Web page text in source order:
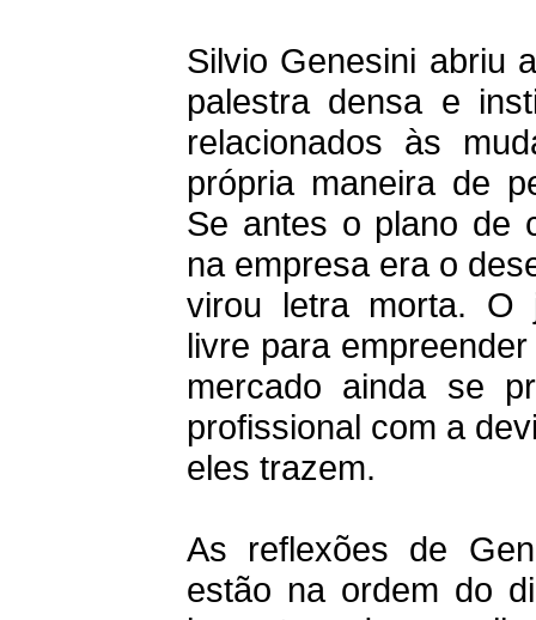
Silvio Genesini abriu
palestra densa e
relacionados às
própria maneira de
Se antes o plano de
na empresa era o
virou letra morta. O
livre para
mercado ainda se
profissional com a
eles trazem.
As reflexões de
estão na ordem do